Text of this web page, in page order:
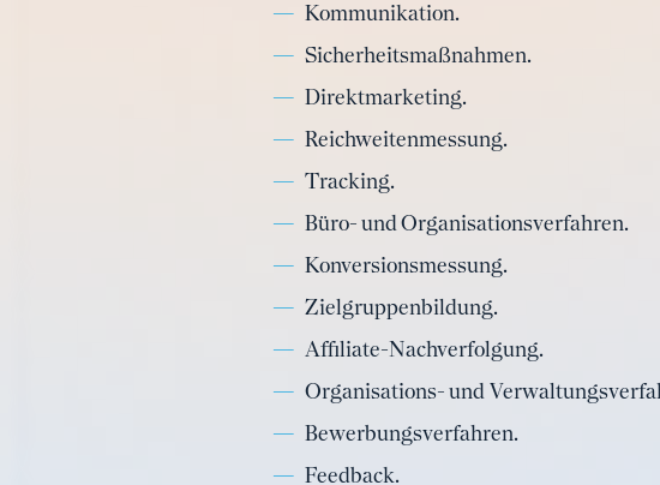
Kommunikation.
Sicherheitsmaßnahmen.
Direktmarketing.
Reichweitenmessung.
Tracking.
Büro- und Organisationsverfahren.
Konversionsmessung.
Zielgruppenbildung.
Affiliate-Nachverfolgung.
Organisations- und
Bewerbungsverfahren.
Feedback.